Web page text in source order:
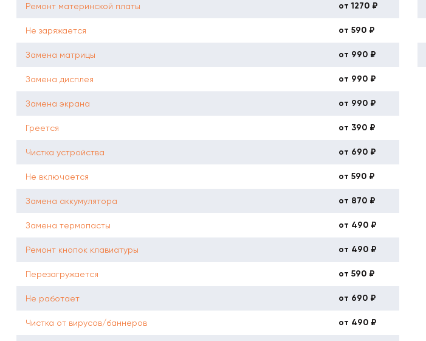
Ремонт материнской платы от 1270 ₽
Не заряжается от 590 ₽
Замена матрицы от 990 ₽
Замена дисплея от 990 ₽
Замена экрана от 990 ₽
Греется от 390 ₽
Чистка устройства от 690 ₽
Не включается от 590 ₽
Замена аккумулятора от 870 ₽
Замена термопасты от 490 ₽
Ремонт кнопок клавиатуры от 490 ₽
Перезагружается от 590 ₽
Не работает от 690 ₽
Чистка от вирусов/баннеров от 490 ₽